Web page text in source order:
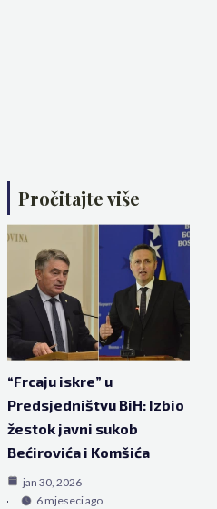
Pročitajte više
“Frcaju iskre” u
Predsjedništvu BiH: Izbio
žestok javni sukob
Bećirovića i Komšića
jan 30, 2026
6 mjeseci ago